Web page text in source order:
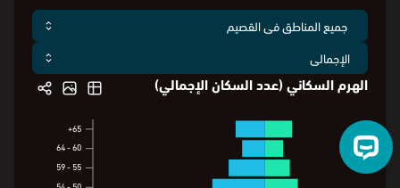
الهرم السكاني (عدد السكان الإجمالي)
65+
60
64
55
59
50
54
65+
60
-
64
55
-
59